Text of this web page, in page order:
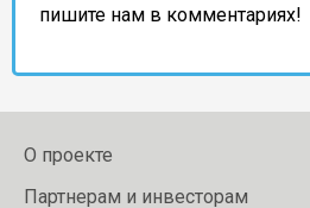
пишите нам в комментариях!
О проекте
Партнерам и инвесторам